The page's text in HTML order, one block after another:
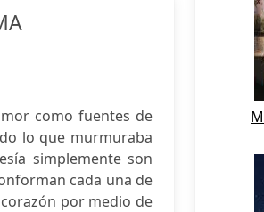
como fuentes de
lo que murmuraba
simplemente son
cada una de
por medio de